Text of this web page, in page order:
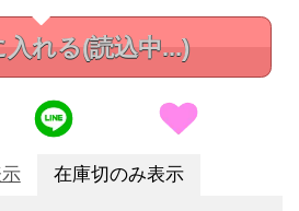
入れる(読込中...)
在庫切のみ表示